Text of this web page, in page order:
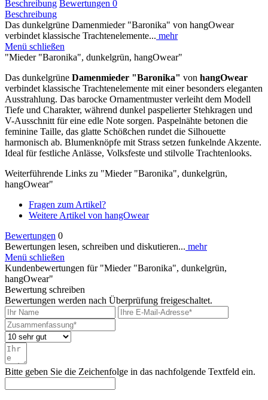
Beschreibung Bewertungen 0
Beschreibung
Das dunkelgrüne Damenmieder "Baronika" von hangOwear
verbindet klassische Trachtenelemente... mehr
Menü schließen
"Mieder "Baronika", dunkelgrün, hangOwear"
Das dunkelgrüne Damenmieder "Baronika" von hangOwear
verbindet klassische Trachtenelemente mit einer besonders eleganten
Ausstrahlung. Das barocke Ornamentmuster verleiht dem Modell
Tiefe und Charakter, während dunkel paspelierter Stehkragen und
V-Ausschnitt für eine edle Note sorgen. Paspelnähte betonen die
feminine Taille, das glatte Schößchen rundet die Silhouette
harmonisch ab. Blumenknöpfe mit Strass setzen funkelnde Akzente.
Ideal für festliche Anlässe, Volksfeste und stilvolle Trachtenlooks.
Weiterführende Links zu "Mieder "Baronika", dunkelgrün,
hangOwear"
Fragen zum Artikel?
Weitere Artikel von hangOwear
Bewertungen 0
Bewertungen lesen, schreiben und diskutieren... mehr
Menü schließen
Kundenbewertungen für "Mieder "Baronika", dunkelgrün,
hangOwear"
Bewertung schreiben
Bewertungen werden nach Überprüfung freigeschaltet.
Bitte geben Sie die Zeichenfolge in das nachfolgende Textfeld ein.